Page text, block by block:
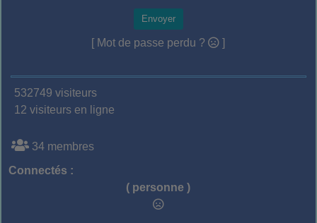
Envoyer
[ Mot de passe perdu ? ]
532749 visiteurs
12 visiteurs en ligne
34 membres
Connectés :
( personne )